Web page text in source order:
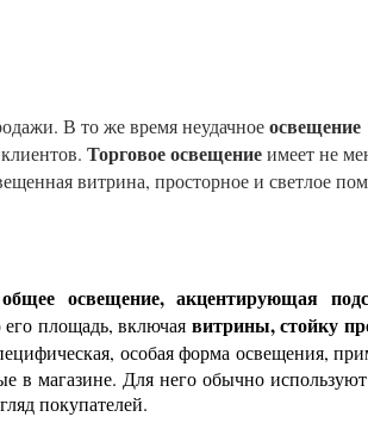
В то же время неудачноеосвещение
Торговое освещениеимеет не
витрина, просторное и светлое
общее освещение, акцентирующая
его площадь, включая витрины, стойку
особая форма освещения,
в магазине. Для него обычно
покупателей.